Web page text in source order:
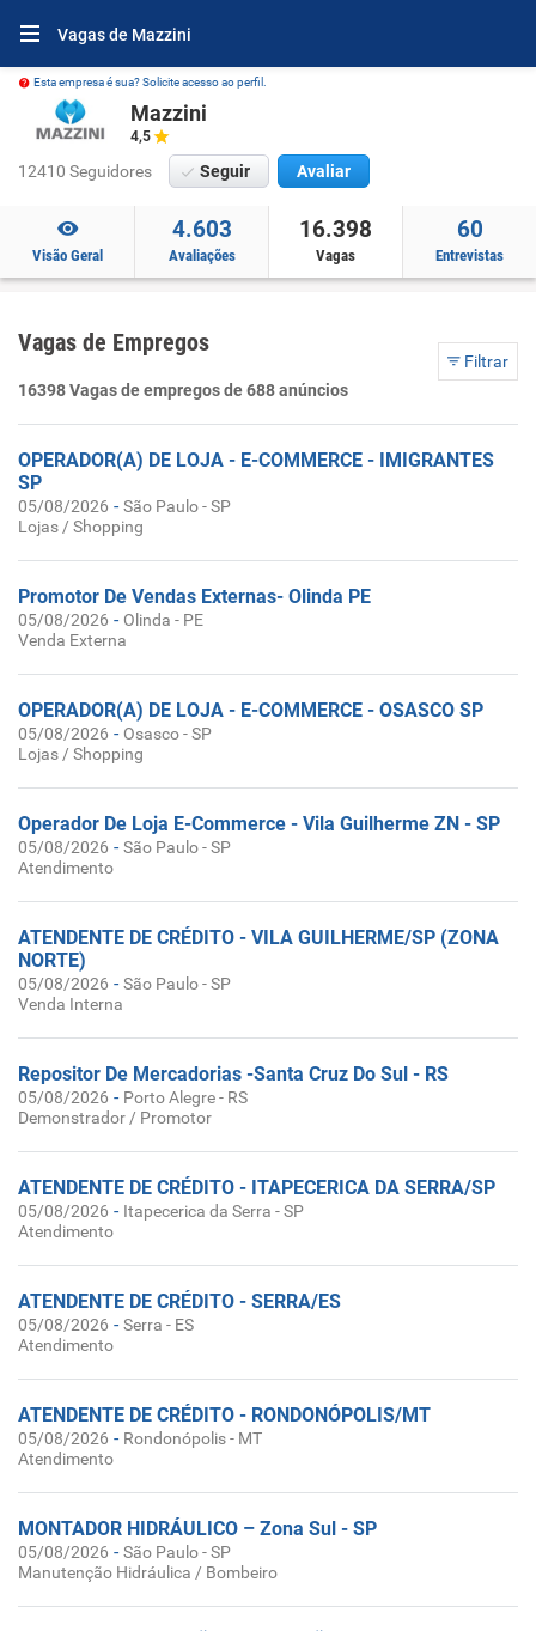
Vagas de Mazzini
Esta empresa é sua? Solicite acesso ao perfil.
Mazzini
4,5
12410 Seguidores Seguir Avaliar
Visão Geral
4.603
Avaliações
16.398
Vagas
60
Entrevistas
Vagas de Empregos
Filtrar
16398 Vagas de empregos de 688 anúncios
OPERADOR(A) DE LOJA - E-COMMERCE - IMIGRANTES
SP
05/08/2026 -São Paulo - SP
Lojas / Shopping
Promotor De Vendas Externas- Olinda PE
05/08/2026 - Olinda - PE
Venda Externa
OPERADOR(A) DE LOJA - E-COMMERCE - OSASCO SP
05/08/2026 - Osasco - SP
Lojas / Shopping
Operador De Loja E-Commerce - Vila Guilherme ZN - SP
05/08/2026 -São Paulo - SP
Atendimento
ATENDENTE DE CRÉDITO - VILA GUILHERME/SP (ZONA
NORTE)
05/08/2026 -São Paulo - SP
Venda Interna
Repositor De Mercadorias -Santa Cruz Do Sul - RS
05/08/2026 - Porto Alegre - RS
Demonstrador / Promotor
ATENDENTE DE CRÉDITO - ITAPECERICA DA SERRA/SP
05/08/2026 - Itapecerica da Serra - SP
Atendimento
ATENDENTE DE CRÉDITO - SERRA/ES
05/08/2026 -Serra - ES
Atendimento
ATENDENTE DE CRÉDITO - RONDONÓPOLIS/MT
05/08/2026 - Rondonópolis - MT
Atendimento
MONTADOR HIDRÁULICO – Zona Sul - SP
05/08/2026 -São Paulo - SP
Manutenção Hidráulica / Bombeiro